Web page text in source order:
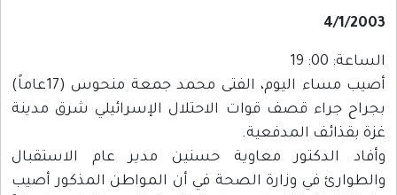
4/1/2003
الساعة: 00: 19
أصيب مساء اليوم، الفتى محمد جمعة منحوس (17عاماً)
بجراح جراء قصف قوات الاحتلال الإسرائيلي شرق مدينة
غزة بقذائف المدفعية.
وأفاد الدكتور معاوية حسنين مدير عام الاستقبال
والطوارئ في وزارة الصحة في أن المواطن المذكور أصيب